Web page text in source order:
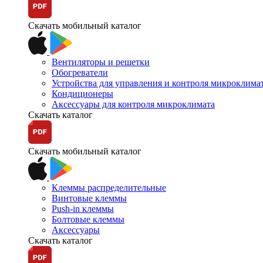
Скачать мобильный каталог
Вентиляторы и решетки
Обогреватели
Устройства для управления и контроля
Кондиционеры
Аксессуары для контроля микроклимата
Скачать каталог
Скачать мобильный каталог
Клеммы распределительные
Винтовые клеммы
Push-in клеммы
Болтовые клеммы
Аксессуары
Скачать каталог